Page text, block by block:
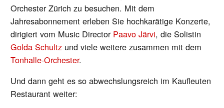
Orchester Zürich zu besuchen. Mit dem
Jahresabonnement erleben Sie hochkarätige Konzerte,
dirigiert vom Music Director Paavo Järvi, die Solistin
Golda Schultz und viele weitere zusammen mit dem
Tonhalle-Orchester.
Und dann geht es so abwechslungsreich im Kaufleuten
Restaurant weiter: